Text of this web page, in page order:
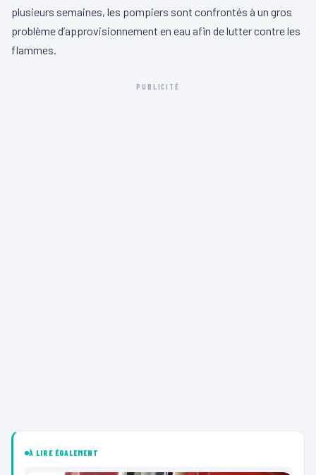
plusieurs semaines, les pompiers sont confrontés à un gros
problème d’approvisionnement en eau afin de lutter contre les
flammes.
PUBLICITÉ
À LIRE ÉGALEMENT